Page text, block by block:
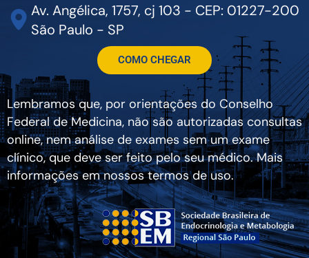
Av. Angélica, 1757, cj 103 - CEP: 01227-200
São Paulo - SP
COMO CHEGAR
Lembramos que, por orientações do Conselho
Federal de Medicina, não são autorizadas consultas
online, nem análise de exames sem um exame
clínico, que deve ser feito pelo seu médico. Mais
informações em nossos termos de uso.